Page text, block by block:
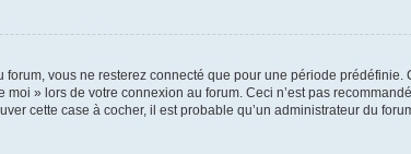
vous ne resterez connecté que pour une période prédéfinie.
» lors de votre connexion au forum. Ceci n’est pas
cette case à cocher, il est probable qu’un administrateur du